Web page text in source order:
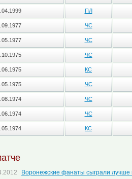
ПЛ
ЧС
ЧС
ЧС
КС
ЧС
ЧС
ЧС
КС
Воронежские фанаты сыграли